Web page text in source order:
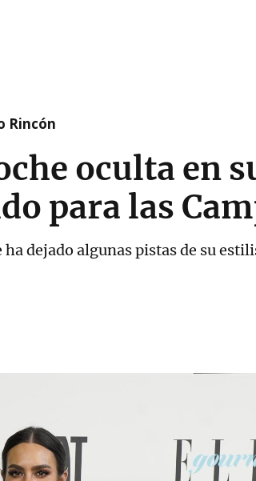
Rincón
oculta en
para las
dejado algunas pistas de su